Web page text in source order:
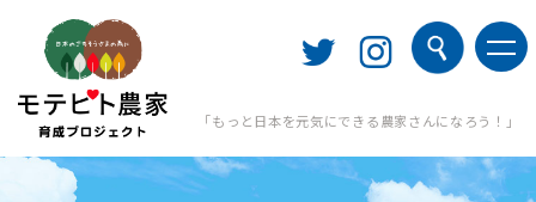
「もっと日本を元気にできる農家さんになろう！」